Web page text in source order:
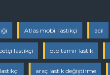
Atlas mobil lastikçi acil
lastikçi oto tamir lastik
araç lastik değiştirme